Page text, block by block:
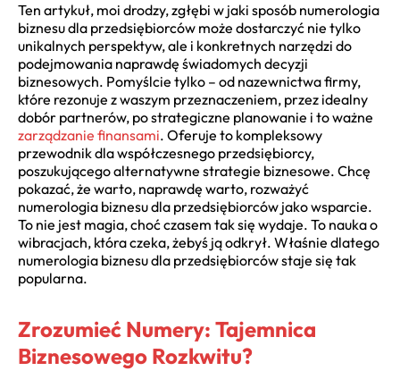
Ten artykuł, moi drodzy, zgłębi w jaki sposób numerologia
biznesu dla przedsiębiorców może dostarczyć nie tylko
unikalnych perspektyw, ale i konkretnych narzędzi do
podejmowania naprawdę świadomych decyzji
biznesowych. Pomyślcie tylko – od nazewnictwa firmy,
które rezonuje z waszym przeznaczeniem, przez idealny
dobór partnerów, po strategiczne planowanie i to ważne
zarządzanie finansami. Oferuje to kompleksowy
przewodnik dla współczesnego przedsiębiorcy,
poszukującego alternatywne strategie biznesowe. Chcę
pokazać, że warto, naprawdę warto, rozważyć
numerologia biznesu dla przedsiębiorców jako wsparcie.
To nie jest magia, choć czasem tak się wydaje. To nauka o
wibracjach, która czeka, żebyś ją odkrył. Właśnie dlatego
numerologia biznesu dla przedsiębiorców staje się tak
popularna.
Zrozumieć Numery: Tajemnica
Biznesowego Rozkwitu?